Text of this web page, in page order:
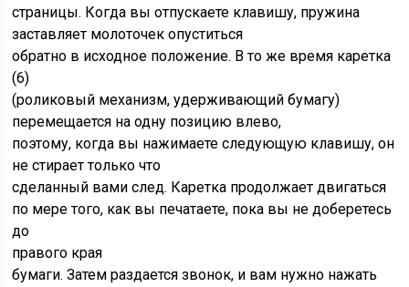
страницы. Когда вы отпускаете клавишу, пружина
заставляет молоточек опуститься
обратно в исходное положение. В то же время каретка
(6)
(роликовый механизм, удерживающий бумагу)
перемещается на одну позицию влево,
поэтому, когда вы нажимаете следующую клавишу, он
не стирает только что
сделанный вами след. Каретка продолжает двигаться
по мере того, как вы печатаете, пока вы не доберетесь
до
правого края
бумаги. Затем раздается звонок, и вам нужно нажать